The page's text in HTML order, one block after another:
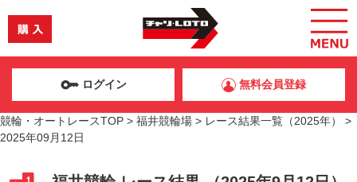
ログイン 無料会員登録
競輪・オートレースTOP > 福井競輪場 > レース結果一覧（2025年）
>
2025年09月12日